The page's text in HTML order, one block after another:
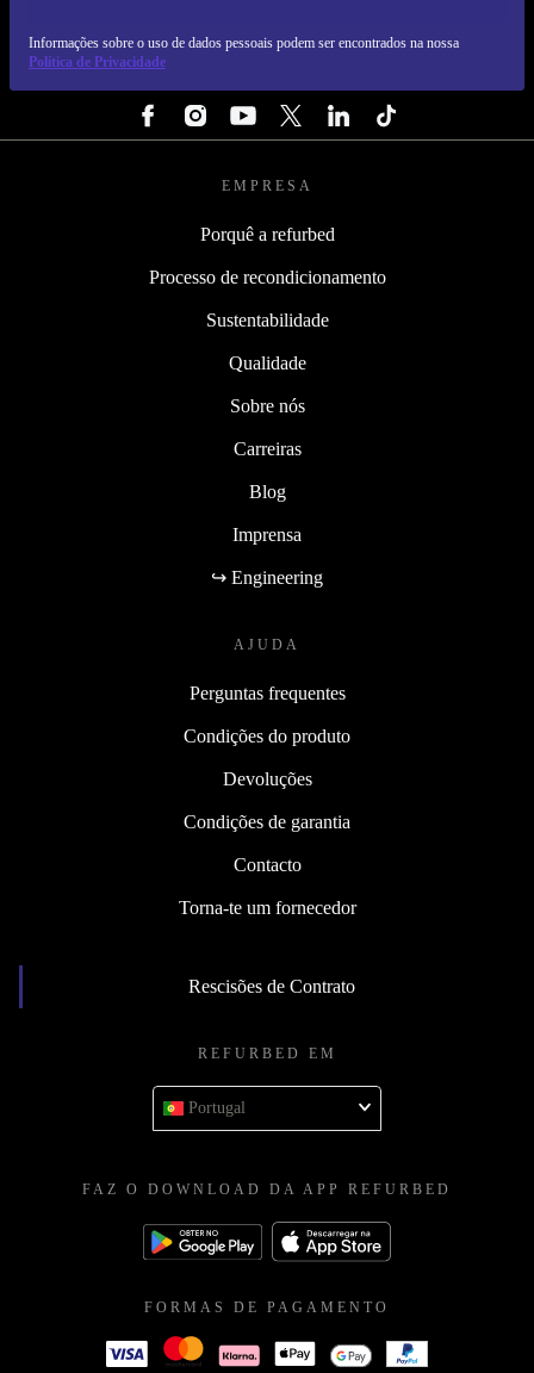
Informações sobre o uso de dados pessoais podem ser encontrados na nossa
Política de Privacidade
EMPRESA
Porquê a refurbed
Processo de recondicionamento
Sustentabilidade
Qualidade
Sobre nós
Carreiras
Blog
Imprensa
↪ Engineering
AJUDA
Perguntas frequentes
Condições do produto
Devoluções
Condições de garantia
Contacto
Torna-te um fornecedor
Rescisões de Contrato
REFURBED EM
Portugal
FAZ O DOWNLOAD DA APP REFURBED
FORMAS DE PAGAMENTO